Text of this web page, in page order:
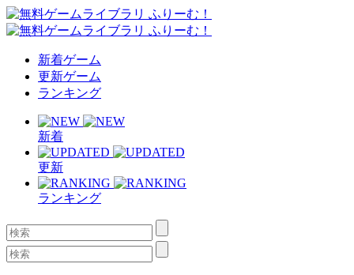
新着ゲーム
更新ゲーム
ランキング
新着
更新
ランキング